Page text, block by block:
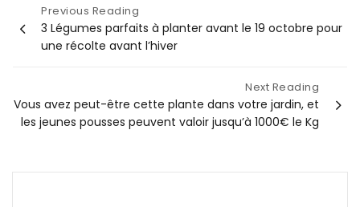
Navigation
de
l’article
Previous Reading
3 Légumes parfaits à planter avant le 19 octobre pour
une récolte avant l’hiver
Next Reading
Vous avez peut-être cette plante dans votre jardin, et
les jeunes pousses peuvent valoir jusqu’à 1000€ le Kg